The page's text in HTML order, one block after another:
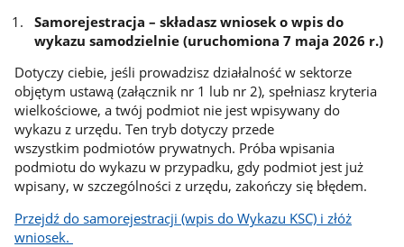
Samorejestracja – składasz wniosek o wpis do
wykazu samodzielnie (uruchomiona 7 maja 2026 r.)
Dotyczy ciebie, jeśli prowadzisz działalność w sektorze
objętym ustawą (załącznik nr 1 lub nr 2), spełniasz kryteria
wielkościowe, a twój podmiot nie jest wpisywany do
wykazu z urzędu. Ten tryb dotyczy przede
wszystkim podmiotów prywatnych. Próba wpisania
podmiotu do wykazu w przypadku, gdy podmiot jest już
wpisany, w szczególności z urzędu, zakończy się błędem.
Przejdź do samorejestracji (wpis do Wykazu KSC) i złóż
wniosek.